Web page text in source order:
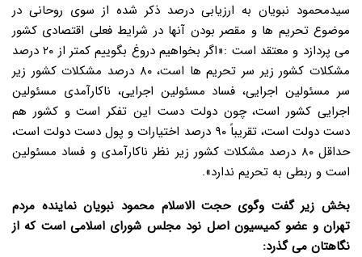
سیدمحمود نبویان به ارزیابی درصد ذکر شده از سوی روحانی در
موضوع تحریم ها و مقصر بودن آنها در شرایط فعلی اقتصادی کشور
می پردازد و معتقد است :«اگر بخواهیم دروغ بگوییم کمتر از ۲۰ درصد
مشکلات کشور زیر سر تحریم ها است، ۸۰ درصد مشکلات کشور زیر
سر مسئولین اجرایی، فساد مسئولین اجرایی، ناکارآمدی مسئولین
اجرایی کشور است، چون دولت دست این تفکر است و کشور هم
دست دولت است، تقریباً ۹۰ درصد اختیارات و پول دست دولت است،
حداقل ۸۰ درصد مشکلات کشور زیر نظر ناکارآمدی و فساد مسئولین
است و ربطی به تحریم ندارد».
بخش زیر گفت وگوی حجت الاسلام محمود نبویان نماینده مردم
تهران و عضو کمیسیون اصل نود مجلس شورای اسلامی است که از
نگاهتان می گذرد: